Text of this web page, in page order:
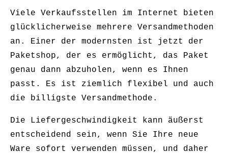
Viele Verkaufsstellen im Internet bieten
glücklicherweise mehrere Versandmethoden
an. Einer der modernsten ist jetzt der
Paketshop, der es ermöglicht, das Paket
genau dann abzuholen, wenn es Ihnen
passt. Es ist ziemlich flexibel und auch
die billigste Versandmethode.
Die Liefergeschwindigkeit kann äußerst
entscheidend sein, wenn Sie Ihre neue
Ware sofort verwenden müssen, und daher